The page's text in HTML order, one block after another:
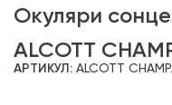
Окуляри
ALCOTT
АРТИКУЛ: ALCOTT